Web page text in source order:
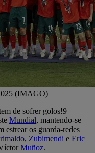
(IMAGO)
de sofrer golos!9
Mundial, mantendo-se
estrear os guarda-redes
, Zubimendi e Eric
Muñoz.